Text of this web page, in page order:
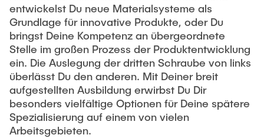
entwickelst Du neue Materialsysteme als
Grundlage für innovative Produkte, oder Du
bringst Deine Kompetenz an übergeordnete
Stelle im großen Prozess der Produktentwicklung
ein. Die Auslegung der dritten Schraube von links
überlässt Du den anderen. Mit Deiner breit
aufgestellten Ausbildung erwirbst Du Dir
besonders vielfältige Optionen für Deine spätere
Spezialisierung auf einem von vielen
Arbeitsgebieten.